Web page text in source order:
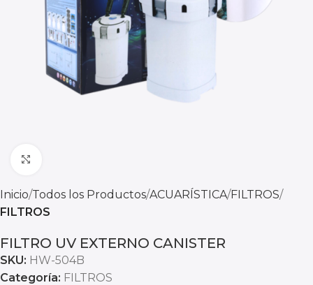
Inicio Todos los Productos ACUARÍSTICA FILTROS
FILTROS
FILTRO UV EXTERNO CANISTER
SKU: HW-504B
Categoría: FILTROS